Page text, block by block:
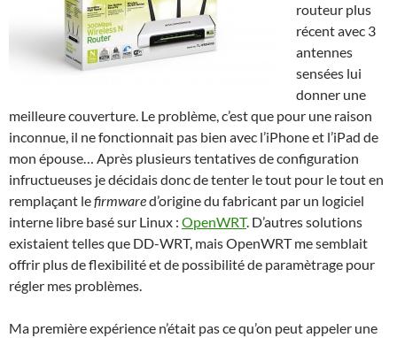
routeur plus
récent avec 3
antennes
sensées lui
donner une
meilleure couverture. Le problème, c’est que pour une raison
inconnue, il ne fonctionnait pas bien avec l’iPhone et l’iPad de
mon épouse… Après plusieurs tentatives de configuration
infructueuses je décidais donc de tenter le tout pour le tout en
remplaçant lefirmwared’origine du fabricant par un logiciel
interne libre basé sur Linux : OpenWRT. D’autres solutions
existaient telles que DD-WRT, mais OpenWRT me semblait
offrir plus de flexibilité et de possibilité de paramètrage pour
régler mes problèmes.
Ma première expérience n’était pas ce qu’on peut appeler une